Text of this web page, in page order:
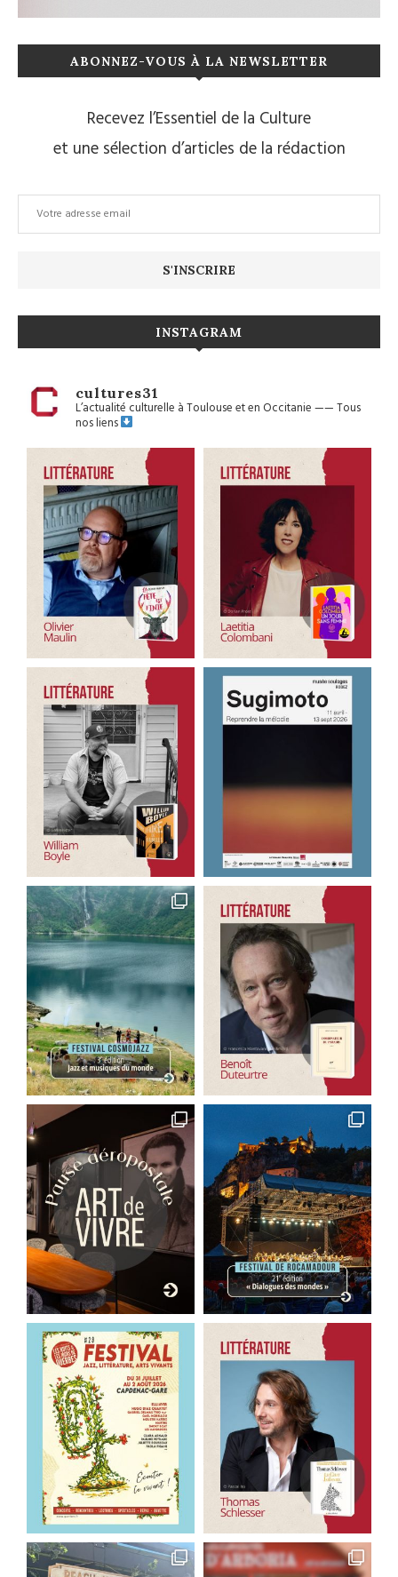
ABONNEZ-VOUS À LA NEWSLETTER
Recevez l’Essentiel de la Culture
et une sélection d’articles de la rédaction
INSTAGRAM
cultures31
L’actualité culturelle à Toulouse et en Occitanie——Tous
nos liens